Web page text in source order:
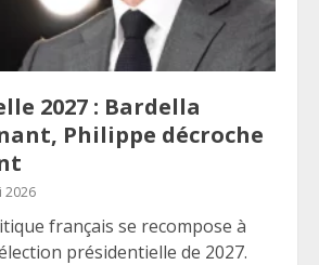
2027 : Bardella
Philippe décroche
2026
français se recompose à
présidentielle de 2027.